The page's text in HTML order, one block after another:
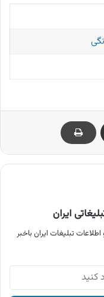
ایران
تبلیغات ایران باخبر